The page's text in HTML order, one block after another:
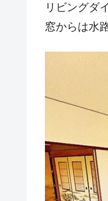
リビングダ
窓からは水